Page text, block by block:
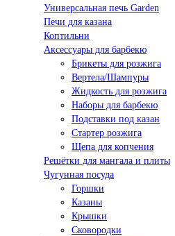
Универсальная печь Garden
Печи для казана
Коптильни
Аксессуары для барбекю
Брикеты для розжига
Вертела/Шампуры
Жидкость для розжига
Наборы для барбекю
Подставки под казан
Стартер розжига
Щепа для копчения
Решётки для мангала и плиты
Чугунная посуда
Горшки
Казаны
Крышки
Сковородки